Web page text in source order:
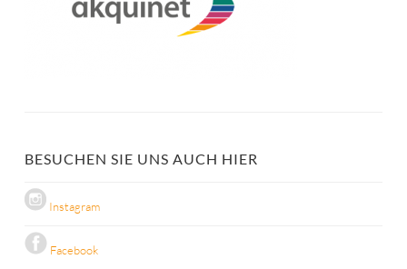
BESUCHEN SIE UNS AUCH HIER
Instagram
Facebook